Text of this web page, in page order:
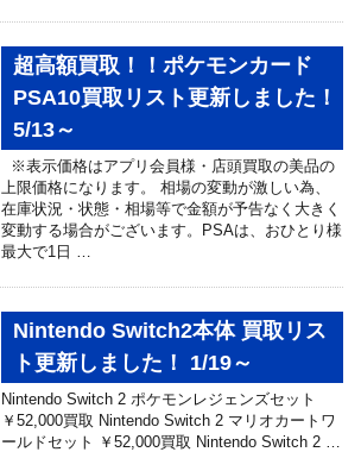
超高額買取！！ポケモンカード
PSA10買取リスト更新しました！
5/13～
※表示価格はアプリ会員様・店頭買取の美品の
上限価格になります。 相場の変動が激しい為、
在庫状況・状態・相場等で金額が予告なく大きく
変動する場合がございます。PSAは、おひとり様
最大で1日 …
Nintendo Switch2本体 買取リス
ト更新しました！ 1/19～
Nintendo Switch 2 ポケモンレジェンズセット
￥52,000買取 Nintendo Switch 2 マリオカートワ
ールドセット ￥52,000買取 Nintendo Switch 2 …